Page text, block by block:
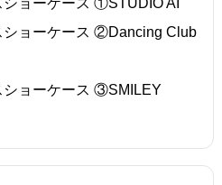
ョーケース ②Dancing Club
ョーケース ③SMILEY